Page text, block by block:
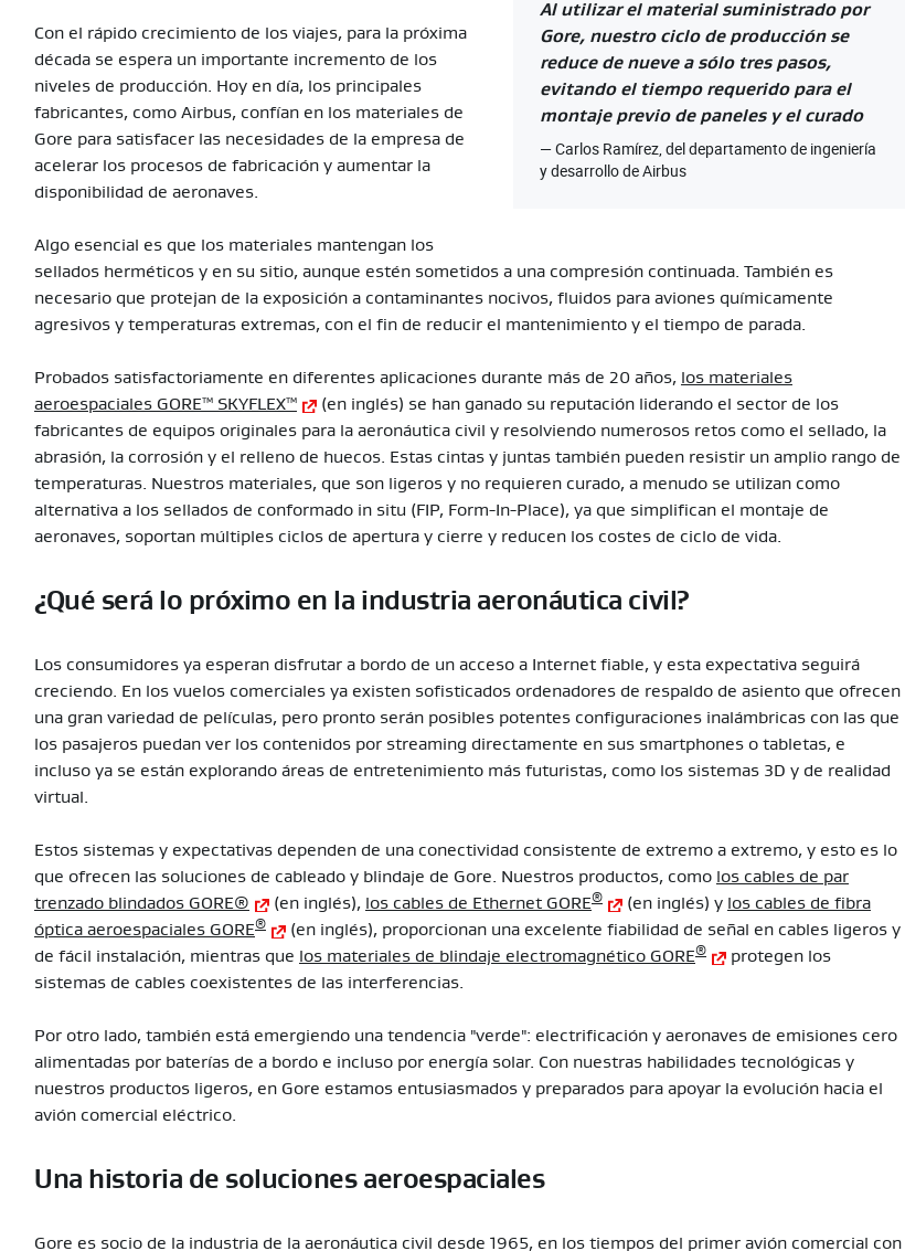
Al utilizar el material suministrado por
Gore, nuestro ciclo de producción se
reduce de nueve a sólo tres pasos,
evitando el tiempo requerido para el
montaje previo de paneles y el curado
Carlos Ramírez, del departamento de ingeniería
y desarrollo de Airbus
Con el rápido crecimiento de los viajes, para la próxima
década se espera un importante incremento de los
niveles de producción. Hoy en día, los principales
fabricantes, como Airbus, confían en los materiales de
Gore para satisfacer las necesidades de la empresa de
acelerar los procesos de fabricación y aumentar la
disponibilidad de aeronaves.
Algo esencial es que los materiales mantengan los
sellados herméticos y en su sitio, aunque estén sometidos a una compresión continuada. También es
necesario que protejan de la exposición a contaminantes nocivos, fluidos para aviones químicamente
agresivos y temperaturas extremas, con el fin de reducir el mantenimiento y el tiempo de parada.
Probados satisfactoriamente en diferentes aplicaciones durante más de 20 años, los materiales
aeroespaciales GORE™ SKYFLEX™
(en inglés) se han ganado su reputación liderando el sector de los
fabricantes de equipos originales para la aeronáutica civil y resolviendo numerosos retos como el sellado, la
abrasión, la corrosión y el relleno de huecos. Estas cintas y juntas también pueden resistir un amplio rango de
temperaturas. Nuestros materiales, que son ligeros y no requieren curado, a menudo se utilizan como
alternativa a los sellados de conformado in situ (FIP, Form-In-Place), ya que simplifican el montaje de
aeronaves, soportan múltiples ciclos de apertura y cierre y reducen los costes de ciclo de vida.
¿Qué será lo próximo en la industria aeronáutica civil?
Los consumidores ya esperan disfrutar a bordo de un acceso a Internet fiable, y esta expectativa seguirá
creciendo. En los vuelos comerciales ya existen sofisticados ordenadores de respaldo de asiento que ofrecen
una gran variedad de películas, pero pronto serán posibles potentes configuraciones inalámbricas con las que
los pasajeros puedan ver los contenidos por streaming directamente en sus smartphones o tabletas, e
incluso ya se están explorando áreas de entretenimiento más futuristas, como los sistemas 3D y de realidad
virtual.
Estos sistemas y expectativas dependen de una conectividad consistente de extremo a extremo, y esto es lo
que ofrecen las soluciones de cableado y blindaje de Gore. Nuestros productos, como los cables de par
trenzado blindados GORE®
(en inglés), los cables de Ethernet GORE® (en inglés) y los cables de fibra
óptica aeroespaciales GORE®
(en inglés), proporcionan una excelente fiabilidad de señal en cables ligeros y
de fácil instalación, mientras que los materiales de blindaje electromagnético GORE®
protegen los
sistemas de cables coexistentes de las interferencias.
Por otro lado, también está emergiendo una tendencia "verde": electrificación y aeronaves de emisiones cero
alimentadas por baterías de a bordo e incluso por energía solar. Con nuestras habilidades tecnológicas y
nuestros productos ligeros, en Gore estamos entusiasmados y preparados para apoyar la evolución hacia el
avión comercial eléctrico.
Una historia de soluciones aeroespaciales
Gore es socio de la industria de la aeronáutica civil desde 1965, en los tiempos del primer avión comercial con